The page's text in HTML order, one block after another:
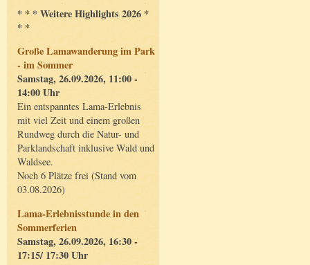
* * * Weitere Highlights 2026 *
* *
Große Lamawanderung im Park
- im Sommer
Samstag, 26.09.2026, 11:00 -
14:00 Uhr
Ein entspanntes Lama-Erlebnis
mit viel Zeit und einem großen
Rundweg durch die Natur- und
Parklandschaft inklusive Wald und
Waldsee.
Noch 6 Plätze frei (Stand vom
03.08.2026)
Lama-Erlebnisstunde in den
Sommerferien
Samstag, 26.09.2026, 16:30 -
17:15/ 17:30 Uhr